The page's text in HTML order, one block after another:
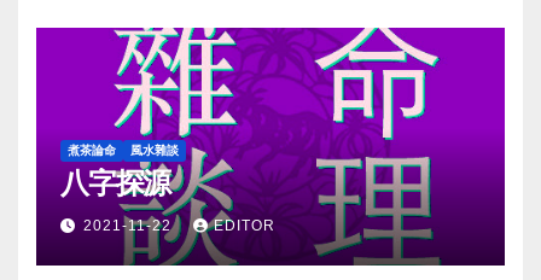
煮茶論命 風水雜談
八字探源
2021-11-22 EDITOR